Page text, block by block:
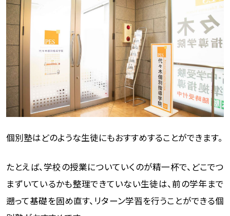
個別塾はどのような生徒にもおすすめすることができます。
たとえば、学校の授業についていくのが精一杯で、どこでつ
まずいているかも整理できていない生徒は、前の学年まで
遡って基礎を固め直す、リターン学習を行うことができる個